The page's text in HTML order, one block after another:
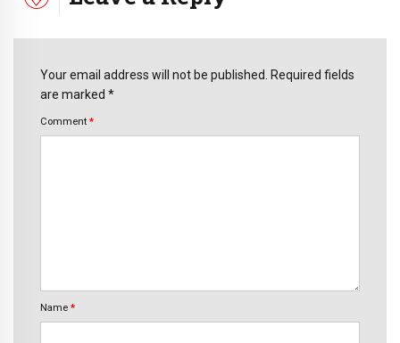
Your email address will not be published. Required fields
are marked *
Comment *
Name *